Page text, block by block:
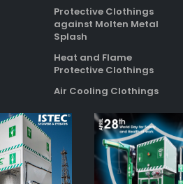
Protective Clothings
against Molten Metal
Splash
Heat and Flame
Protective Clothings
Air Cooling Clothings